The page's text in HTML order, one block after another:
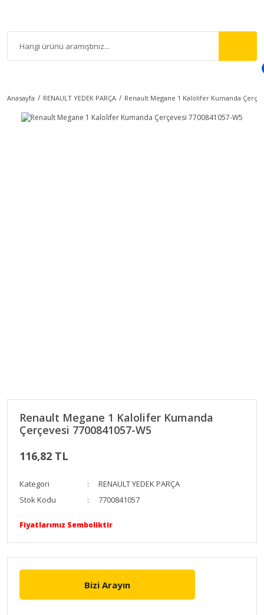
Anasayfa RENAULT YEDEK PARÇA Renault Megane 1 Kalolifer Kumanda
Renault Megane 1 Kalolifer Kumanda
Çerçevesi 7700841057-W5
116,82 TL
Kategori
RENAULT YEDEK PARÇA
Stok Kodu
7700841057
Fiyatlarımız Semboliktir
Bizi Arayın